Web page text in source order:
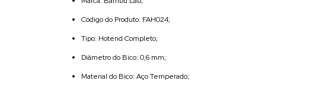
Código do Produto: FAH024;
Tipo: Hotend Completo;
Diâmetro do Bico: 0,6 mm;
Material do Bico: Aço Temperado;